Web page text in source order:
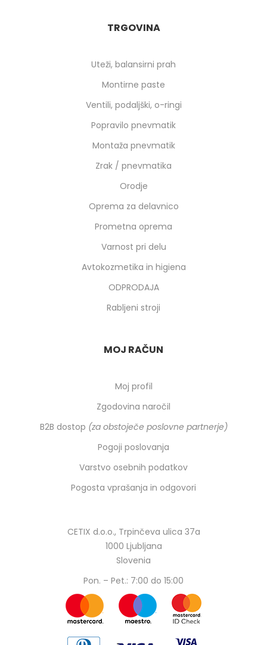
TRGOVINA
Uteži, balansirni prah
Montirne paste
Ventili, podaljški, o-ringi
Popravilo pnevmatik
Montaža pnevmatik
Zrak / pnevmatika
Orodje
Oprema za delavnico
Prometna oprema
Varnost pri delu
Avtokozmetika in higiena
ODPRODAJA
Rabljeni stroji
MOJ RAČUN
Moj profil
Zgodovina naročil
B2B dostop (za obstoječe poslovne partnerje)
Pogoji poslovanja
Varstvo osebnih podatkov
Pogosta vprašanja in odgovori
CETIX d.o.o., Trpinčeva ulica 37a
1000 Ljubljana
Slovenia
Pon. – Pet.: 7:00 do 15:00